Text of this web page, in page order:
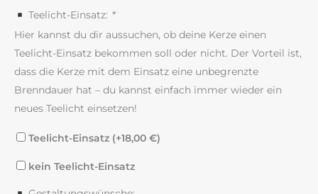
Teelicht-Einsatz: *
Hier kannst du dir aussuchen, ob deine Kerze einen
Teelicht-Einsatz bekommen soll oder nicht. Der Vorteil ist,
dass die Kerze mit dem Einsatz eine unbegrenzte
Brenndauer hat – du kannst einfach immer wieder ein
neues Teelicht einsetzen!
Teelicht-Einsatz (+18,00 €)
kein Teelicht-Einsatz